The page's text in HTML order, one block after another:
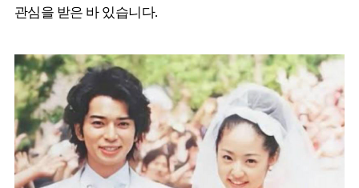
관심을 받은 바 있습니다.